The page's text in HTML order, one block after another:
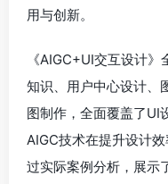
用与创新。
《AIGC+UI交互设计
知识、用户中心设计、
图制作，全面覆盖了UI
AIGC技术在提升设计
过实际案例分析，展示